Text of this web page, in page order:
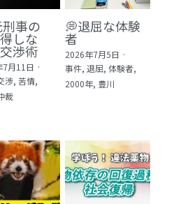
患・ケア 29冊
情動 13冊
30冊
ト・学修 20冊
ティング・ビジネスモデ
防災・科学技術 12冊
刑事の
得しな
渉術
7月11日 ·
渉, 苦情,
裁
💭退屈な体験
者
2026年7月5日 ·
事件, 退屈, 体験者,
2000年, 豊川